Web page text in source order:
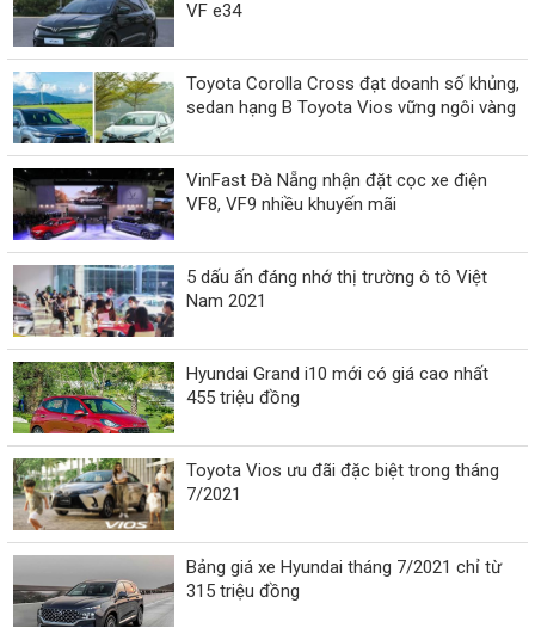
VF e34
Toyota Corolla Cross đạt doanh số khủng,
sedan hạng B Toyota Vios vững ngôi vàng
VinFast Đà Nẵng nhận đặt cọc xe điện
VF8, VF9 nhiều khuyến mãi
5 dấu ấn đáng nhớ thị trường ô tô Việt
Nam 2021
Hyundai Grand i10 mới có giá cao nhất
455 triệu đồng
Toyota Vios ưu đãi đặc biệt trong tháng
7/2021
Bảng giá xe Hyundai tháng 7/2021 chỉ từ
315 triệu đồng